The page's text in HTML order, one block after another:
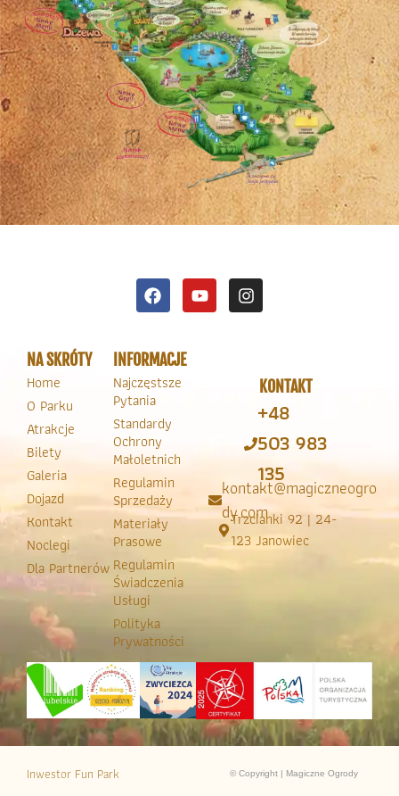
NA SKRÓTY
Home
O Parku
Atrakcje
Bilety
Galeria
Dojazd
Kontakt
Noclegi
Dla Partnerów
INFORMACJE
Najczęstsze
Pytania
Standardy
Ochrony
Małoletnich
Regulamin
Sprzedaży
Materiały
Prasowe
Regulamin
Świadczenia
Usługi
Polityka
Prywatności
KONTAKT
+48
503 983
135
kontakt@magiczneogro
dy.com
Trzcianki 92 | 24-
123 Janowiec
Inwestor Fun Park © Copyright | Magiczne Ogrody